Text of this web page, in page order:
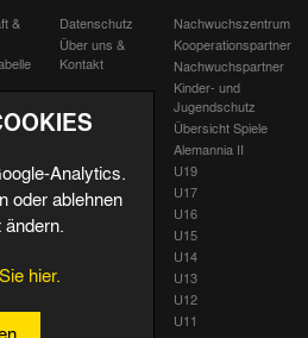
&
Datenschutz
Über uns &
Kontakt
Nachwuchszentrum
Kooperationspartner
Nachwuchspartner
Kinder- und
Jugendschutz
Übersicht Spiele
Alemannia II
U19
U17
U16
U15
U14
U13
U12
U11
Analytics.
oder ablehnen
hier.